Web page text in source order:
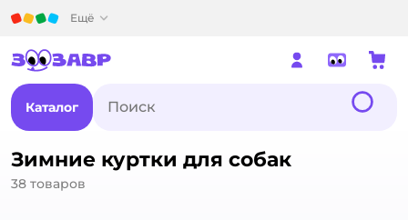
Ещё
Каталог
Зимние куртки для собак
38 товаров